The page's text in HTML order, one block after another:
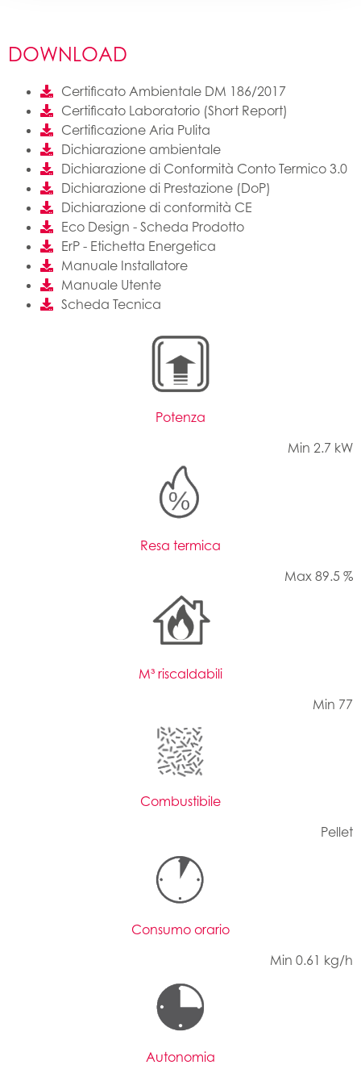
DOWNLOAD
Certificato Ambientale DM 186/2017
Certificato Laboratorio (Short Report)
Certificazione Aria Pulita
Dichiarazione ambientale
Dichiarazione di Conformità Conto Termico 3.0
Dichiarazione di Prestazione (DoP)
Dichiarazione di conformità CE
Eco Design - Scheda Prodotto
ErP - Etichetta Energetica
Manuale Installatore
Manuale Utente
Scheda Tecnica
Potenza
Min 2.7 kW
Resa termica
Max 89.5 %
M³ riscaldabili
Min 77
Combustibile
Pellet
Consumo orario
Min 0.61 kg/h
Autonomia